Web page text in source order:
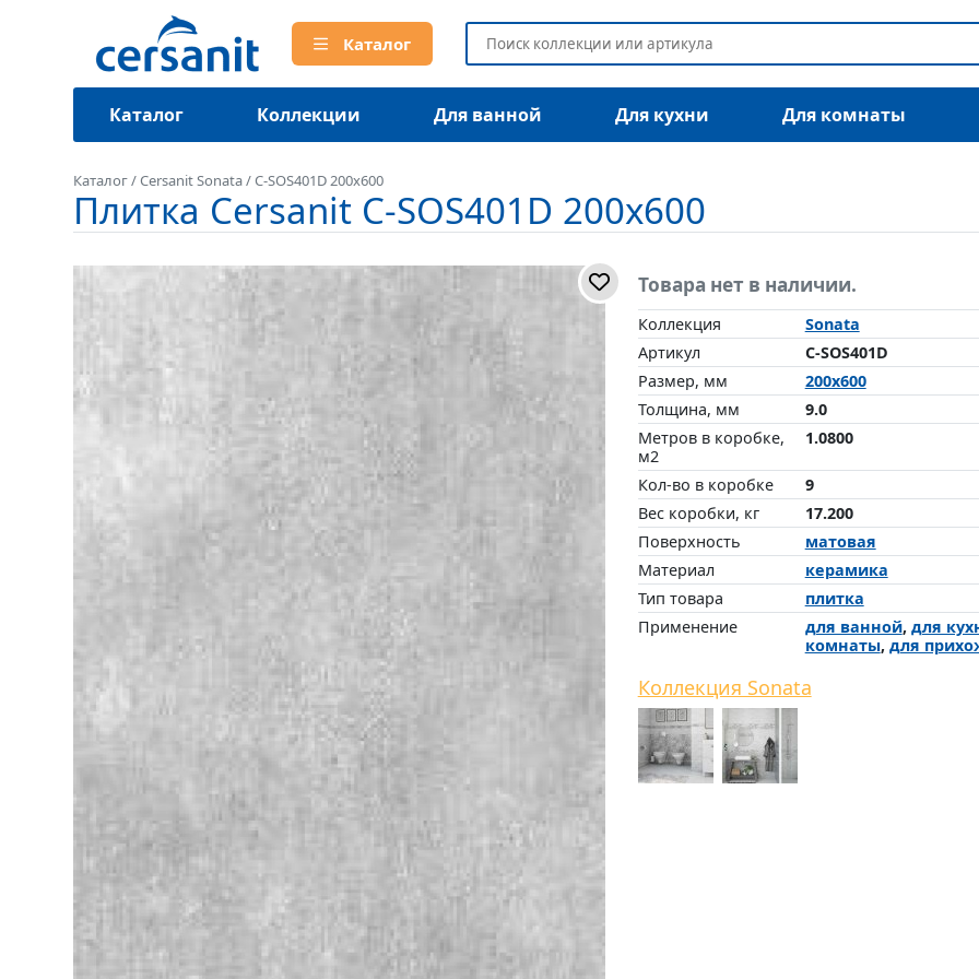
Каталог
Каталог Коллекции Для ванной Для кухни Для комнаты
Каталог/Cersanit Sonata/C-SOS401D 200x600
Плитка Cersanit C-SOS401D 200x600
Товара нет в наличии.
Коллекция
Sonata
Артикул
C-SOS401D
Размер, мм
200x600
Толщина, мм
9.0
Метров в коробке,
м2
1.0800
Кол-во в коробке
9
Вес коробки, кг
17.200
Поверхность
матовая
Материал
керамика
Тип товара
плитка
Применение
для ванной, для
комнаты, для
Коллекция Sonata